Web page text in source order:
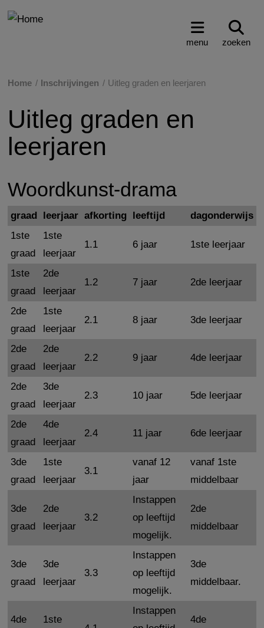
menu zoeken
Home Inschrijvingen Uitleg graden en leerjaren
Uitleg graden en
leerjaren
Woordkunst-drama
graad leerjaar afkorting leeftijd
dagonderwijs
1ste
graad
1ste
leerjaar
1.1 6 jaar 1ste leerjaar
1ste
graad
2de
leerjaar
1.2 7 jaar 2de leerjaar
2de
graad
1ste
leerjaar
2.1 8 jaar 3de leerjaar
2de
graad
2de
leerjaar
2.2 9 jaar 4de leerjaar
2de
graad
3de
leerjaar
2.3 10 jaar 5de leerjaar
2de
graad
4de
leerjaar
2.4 11 jaar 6de leerjaar
3de
graad
1ste
leerjaar
3.1
vanaf 12
jaar
vanaf 1ste
middelbaar
3de
graad
2de
leerjaar
3.2
Instappen
op leeftijd
mogelijk.
2de
middelbaar
3de
graad
3de
leerjaar
3.3
Instappen
op leeftijd
mogelijk.
3de
middelbaar.
4de
1ste
Instappen
4de